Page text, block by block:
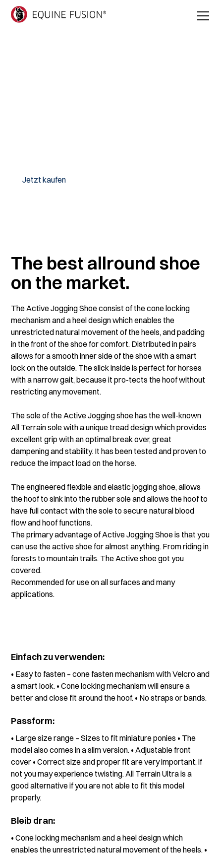
Jetzt kaufen
The best allround shoe
on the market.
The Active Jogging Shoe consist of the cone locking
mechanism and a heel design which enables the
unrestricted natural movement of the heels, and padding
in the front of the shoe for comfort. Distributed in pairs
allows for a smooth inner side of the shoe with a smart
lock on the outside. The slick inside is perfect for horses
with a narrow gait, because it pro-tects the hoof without
restricting any movement.
The sole of the Active Jogging shoe has the well-known
All Terrain sole with a unique tread design which provides
excellent grip with an optimal break over, great
dampening and stability. It has been tested and proven to
reduce the impact load on the horse.
The engineered flexible and elastic jogging shoe, allows
the hoof to sink into the rubber sole and allows the hoof to
have full contact with the sole to secure natural blood
flow and hoof functions.
The primary advantage of Active Jogging Shoe is that you
can use the active shoe for almost anything. From riding in
forests to mountain trails. The Active shoe got you
covered.
Recommended for use on all surfaces and many
applications.
Einfach zu verwenden:
• Easy to fasten – cone fasten mechanism with Velcro and
a smart look. • Cone locking mechanism will ensure a
better and close fit around the hoof. • No straps or bands.
Passform:
• Large size range – Sizes to fit miniature ponies • The
model also comes in a slim version. • Adjustable front
cover • Correct size and proper fit are very important, if
not you may experience twisting. All Terrain Ultra is a
good alternative if you are not able to fit this model
properly.
Bleib dran:
• Cone locking mechanism and a heel design which
enables the unrestricted natural movement of the heels. •